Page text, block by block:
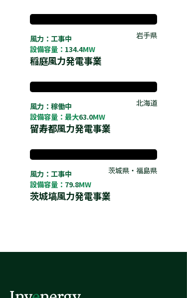
風力：工事中
設備容量： 134.4MW
岩手県
稲庭風力発電事業
風力：稼働中
設備容量：最大63.0MW
北海道
留寿都風力発電事業
風力：工事中
設備容量： 79.8MW
茨城県・福島県
茨城塙風力発電事業